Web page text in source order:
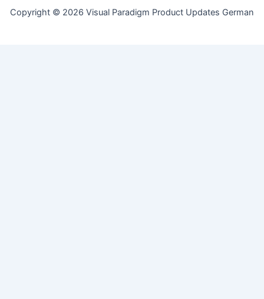
Copyright © 2026 Visual Paradigm Product Updates German